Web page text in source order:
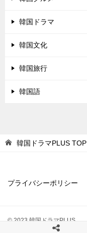
韓国ドラマ
韓国文化
韓国旅行
韓国語
韓国ドラマPLUS TOP
プライバシーポリシー
© 2023 韓国ドラマPLUS